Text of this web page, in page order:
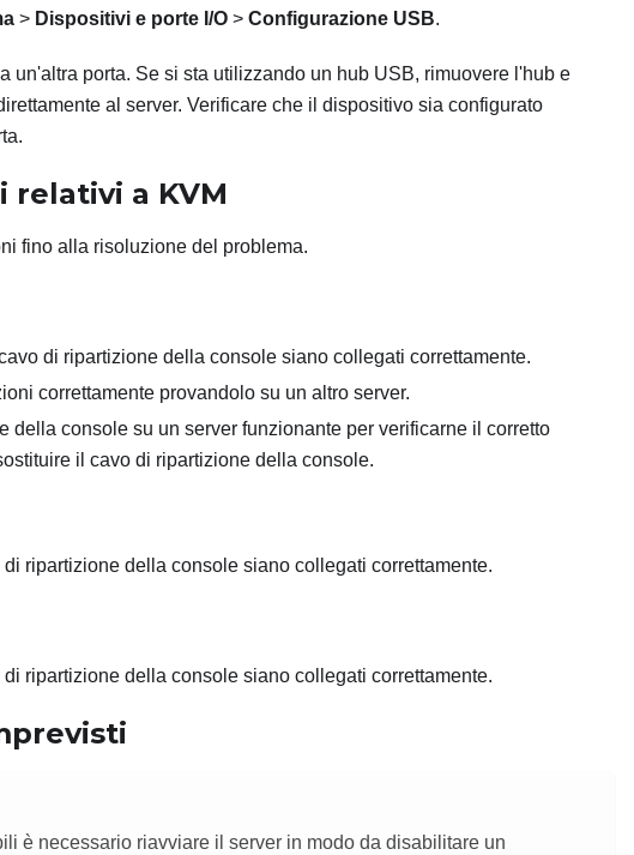
> Dispositivi e porte I/O > Configurazione USB.
un'altra porta. Se si sta utilizzando un hub USB, rimuovere l'hub e
al server. Verificare che il dispositivo sia configurato
relativi a KVM
fino alla risoluzione del problema.
di ripartizione della console siano collegati correttamente.
correttamente provandolo su un altro server.
della console su un server funzionante per verificarne il corretto
il cavo di ripartizione della console.
ripartizione della console siano collegati correttamente.
ripartizione della console siano collegati correttamente.
è necessario riavviare il server in modo da disabilitare un